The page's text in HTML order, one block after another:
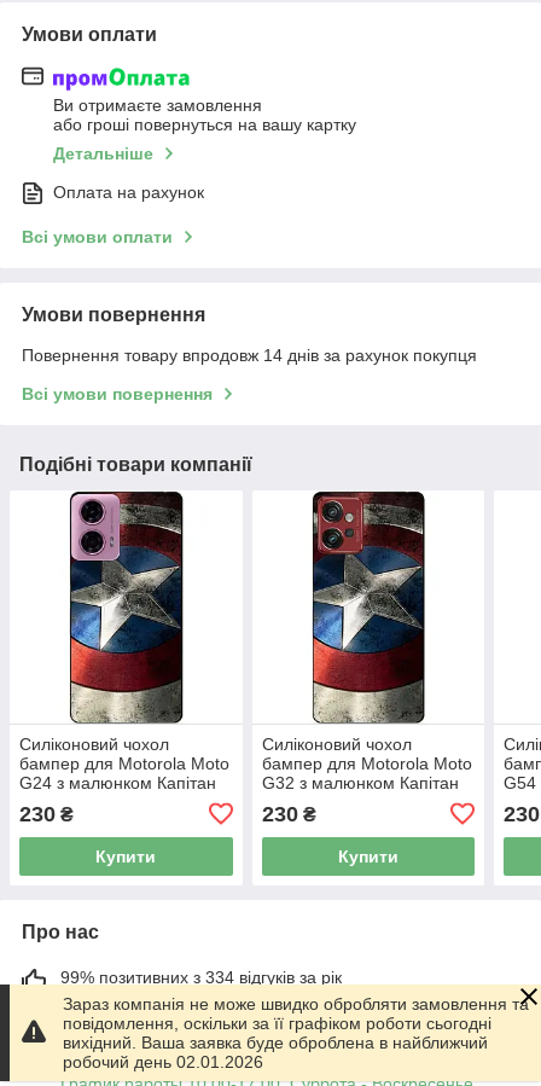
Умови оплати
Ви отримаєте замовлення
або гроші повернуться на вашу картку
Детальніше
Оплата на рахунок
Всі умови оплати
Умови повернення
Повернення товару впродовж 14 днів за рахунок покупця
Всі умови повернення
Подібні товари компанії
Силіконовий чохол
бампер для Motorola Moto
G24 з малюнком Капітан
Marvel
230 ₴
Купити
Силіконовий чохол
бампер для Motorola Moto
G32 з малюнком Капітан
Marvel
230₴
Купити
G54
230
Про нас
99% позитивних з 334 відгуків за рік
Працює з 01.06.2014
м. Харків
Зараз компанія не може швидко обробляти замовлення та
повідомлення, оскільки за її графіком роботи сьогодні
вихідний. Ваша заявка буде оброблена в найближчий
робочий день 02.01.2026